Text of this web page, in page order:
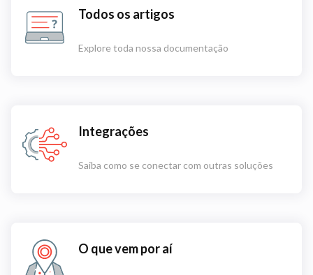
Todos os artigos
Explore toda nossa documentação
Integrações
Saiba como se conectar com outras soluções
O que vem por aí